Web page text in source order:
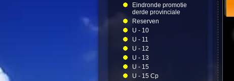
Eindronde promotie
derde provinciale
Reserven
U - 10
U - 11
U - 12
U - 13
U - 15
U - 15 Cp